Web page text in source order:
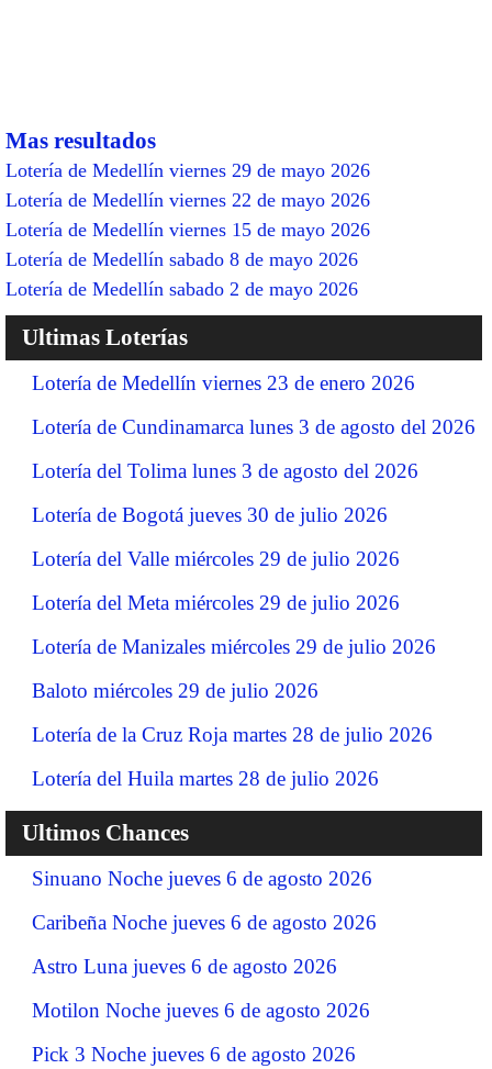
Mas resultados
Lotería de Medellín viernes 29 de mayo 2026
Lotería de Medellín viernes 22 de mayo 2026
Lotería de Medellín viernes 15 de mayo 2026
Lotería de Medellín sabado 8 de mayo 2026
Lotería de Medellín sabado 2 de mayo 2026
Ultimas Loterías
Lotería de Medellín viernes 23 de enero 2026
Lotería de Cundinamarca lunes 3 de agosto del 2026
Lotería del Tolima lunes 3 de agosto del 2026
Lotería de Bogotá jueves 30 de julio 2026
Lotería del Valle miércoles 29 de julio 2026
Lotería del Meta miércoles 29 de julio 2026
Lotería de Manizales miércoles 29 de julio 2026
Baloto miércoles 29 de julio 2026
Lotería de la Cruz Roja martes 28 de julio 2026
Lotería del Huila martes 28 de julio 2026
Ultimos Chances
Sinuano Noche jueves 6 de agosto 2026
Caribeña Noche jueves 6 de agosto 2026
Astro Luna jueves 6 de agosto 2026
Motilon Noche jueves 6 de agosto 2026
Pick 3 Noche jueves 6 de agosto 2026